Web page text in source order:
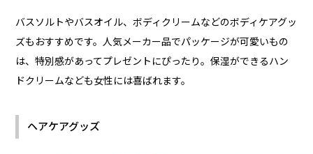
バスソルトやバスオイル、ボディクリームなどのボディケアグッ
ズもおすすめです。人気メーカー品でパッケージが可愛いもの
は、特別感があってプレゼントにぴったり。保湿ができるハン
ドクリームなども女性には喜ばれます。
ヘアケアグッズ